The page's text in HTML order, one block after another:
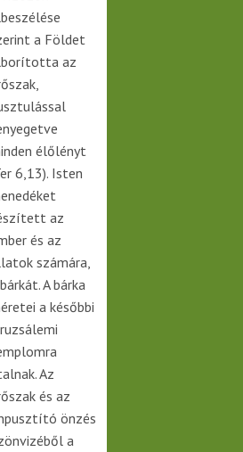
a Földet
az
élőlényt
6,13). Isten
az
és az
számára,
A bárka
a későbbi
Az
és az
önzés
a